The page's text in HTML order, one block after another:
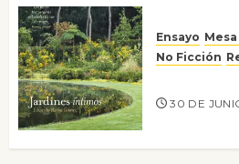
Ensayo
No Ficción
30 DE